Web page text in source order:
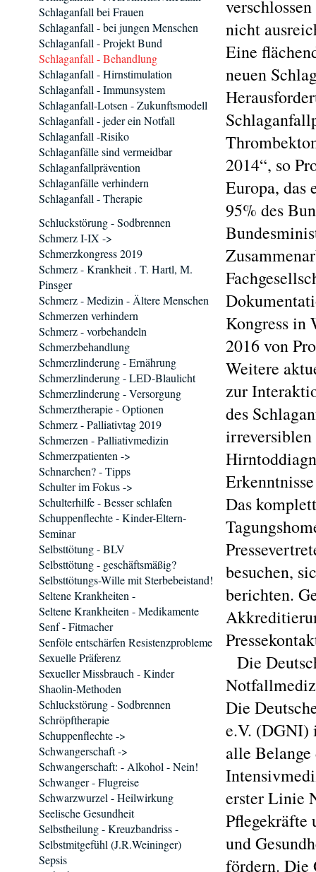
nicht
Eine
neuen
2014“, so
Europa, das
95% des
Kongress in
2016 von
Weitere
zur
des
Das
besuchen,
berichten.
Die
Die
e.V. (DGNI)
alle
erster Linie
Pflegekräfte
und
fördern. Die
Schlaganfall bei Frauen
Schlaganfall - bei jungen Menschen
Schlaganfall - Projekt Bund
Schlaganfall - Behandlung
Schlaganfall - Hirnstimulation
Schlaganfall - Immunsystem
Schlaganfall-Lotsen - Zukunftsmodell
Schlaganfall - jeder ein Notfall
Schlaganfall -Risiko
Schlaganfälle sind vermeidbar
Schlaganfallprävention
Schlaganfälle verhindern
Schlaganfall - Therapie
Schluckstörung - Sodbrennen
Schmerz I-IX ->
Schmerzkongress 2019
Schmerz - Krankheit . T. Hartl, M.
Pinsger
Schmerz - Medizin - Ältere Menschen
Schmerzen verhindern
Schmerz - vorbehandeln
Schmerzbehandlung
Schmerzlinderung - Ernährung
Schmerzlinderung - LED-Blaulicht
Schmerzlinderung - Versorgung
Schmerztherapie - Optionen
Schmerz - Palliativtag 2019
Schmerzen - Palliativmedizin
Schmerzpatienten ->
Schnarchen? - Tipps
Schulter im Fokus ->
Schulterhilfe - Besser schlafen
Schuppenflechte - Kinder-Eltern-
Seminar
Selbsttötung - BLV
Selbsttötung - geschäftsmäßig?
Selbsttötungs-Wille mit Sterbebeistand!
Seltene Krankheiten -
Seltene Krankheiten - Medikamente
Senf - Fitmacher
Senföle entschärfen Resistenzprobleme
Sexuelle Präferenz
Sexueller Missbrauch - Kinder
Shaolin-Methoden
Schluckstörung - Sodbrennen
Schröpftherapie
Schuppenflechte ->
Schwangerschaft ->
Schwangerschaft: - Alkohol - Nein!
Schwanger - Flugreise
Schwarzwurzel - Heilwirkung
Seelische Gesundheit
Selbstheilung - Kreuzbandriss -
Selbstmitgefühl (J.R.Weininger)
Sepsis